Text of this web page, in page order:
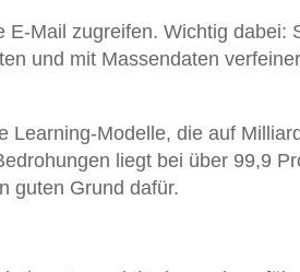
Mail zugreifen. Wichtig dabei:
und mit Massendaten
Learning-Modelle, die auf
liegt bei über 99,9
guten Grund dafür.